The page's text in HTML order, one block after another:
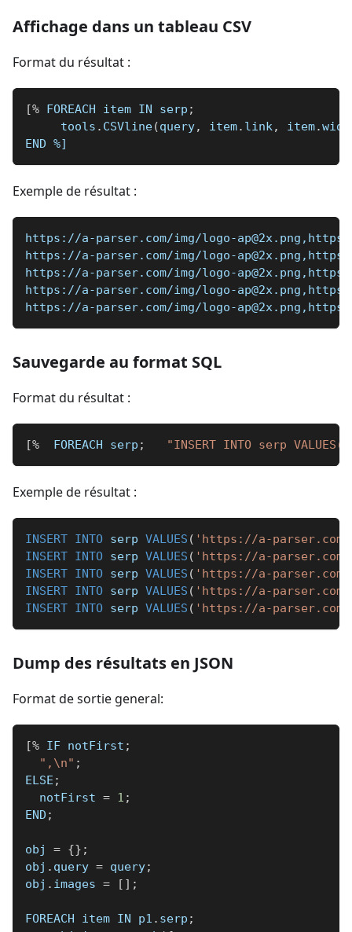
Affichage dans un tableau CSV
Format du résultat :
[% FOREACH item IN serp ;
     tools
. CSVline(query, item. link, item.
END %]
Exemple de résultat :
https://a-parser.com/img/logo-
https://a-parser.com/img/logo-
https://a-parser.com/img/logo-
https://a-parser.com/img/logo-
https://a-parser.com/img/logo-
Sauvegarde au format SQL
Format du résultat :
[%
  FOREACH serp
; "INSERT INTO serp
Exemple de résultat :
INSERT INTO serp VALUES ( 'https://a-parser.com/
INSERT INTO serp VALUES ( 'https://a-parser.com/
INSERT INTO serp VALUES ( 'https://a-parser.com/
INSERT INTO serp VALUES ( 'https://a-parser.com/
INSERT INTO serp VALUES ( 'https://a-parser.com/
Dump des résultats en JSON
Format de sortie general:
[% IF notFirst ;
",\n" ;
ELSE ;
  notFirst
= 1 ;
END ;
obj = {} ;
obj . query = query;
obj . images = [ ] ;
FOREACH item IN p1 . serp ;